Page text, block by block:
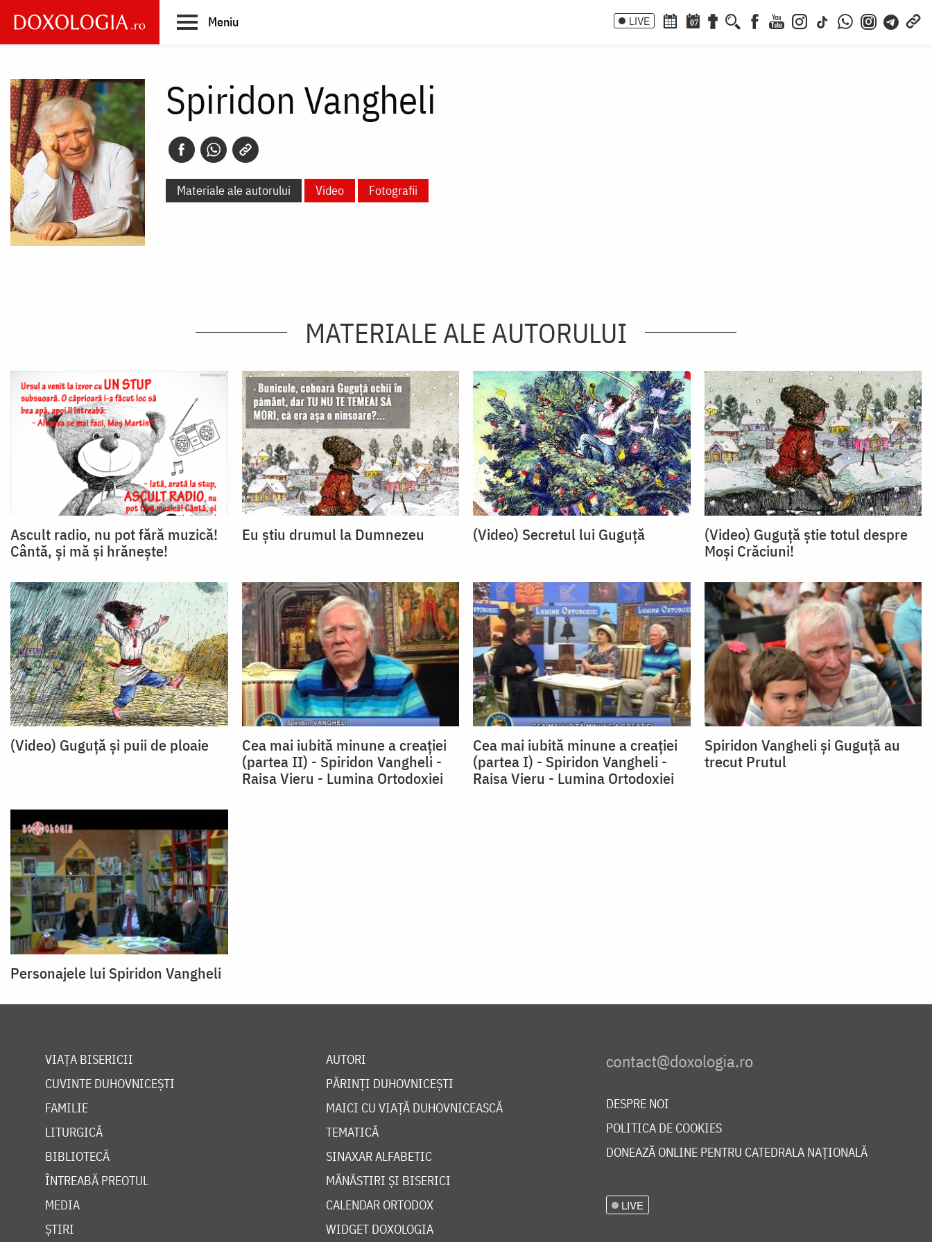
main
Meniu LIVE 07
Spiridon Vangheli
Materiale ale autorului Video Fotografii
MATERIALE ALE AUTORULUI
Ascult radio, nu pot fără muzică!
Cântă, și mă şi hrăneşte!
Eu ştiu drumul la Dumnezeu (Video) Secretul lui Guguță
(Video) Guguţă știe totul despre
Moşi Crăciuni!
(Video) Guguță și puii de ploaie
Cea mai iubită minune a creației
(partea II) - Spiridon Vangheli -
Raisa Vieru - Lumina Ortodoxiei
Cea mai iubită minune a creației
(partea I) - Spiridon Vangheli -
Raisa Vieru - Lumina Ortodoxiei
Spiridon Vangheli şi Guguţă au
trecut Prutul
Personajele lui Spiridon Vangheli
VIAȚA BISERICII
CUVINTE DUHOVNICEȘTI
FAMILIE
LITURGICĂ
BIBLIOTECĂ
ÎNTREABĂ PREOTUL
MEDIA
ȘTIRI
AUTORI
PĂRINȚI DUHOVNICEȘTI
MAICI CU VIAȚĂ DUHOVNICEASCĂ
TEMATICĂ
SINAXAR ALFABETIC
MĂNĂSTIRI ȘI BISERICI
CALENDAR ORTODOX
WIDGET DOXOLOGIA
DESPRE NOI
POLITICA DE COOKIES
DONEAZĂ ONLINE PENTRU CATEDRALA NAȚIONALĂ
LIVE